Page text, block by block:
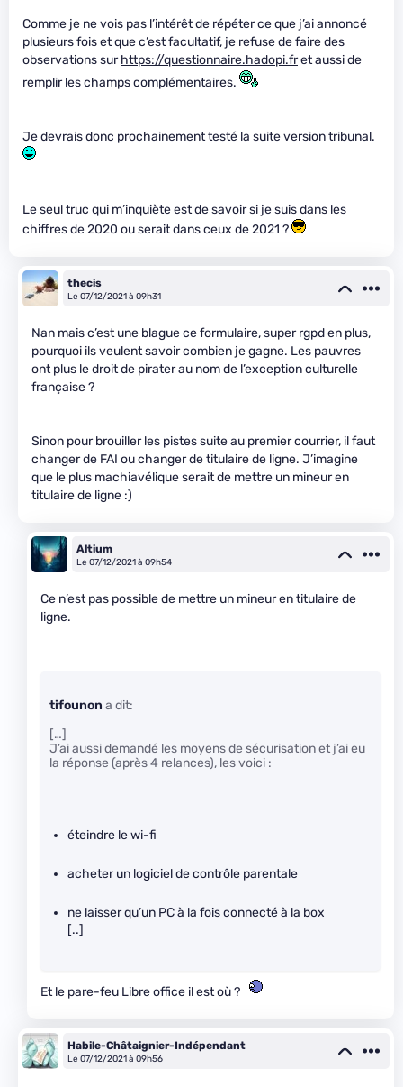
Comme je ne vois pas l’intérêt de répéter ce que j’ai annoncé
plusieurs fois et que c’est facultatif, je refuse de faire des
observations surhttps://questionnaire.hadopi.fret aussi de
remplir les champs complémentaires.
Je devrais donc prochainement testé la suite version tribunal.
Le seul truc qui m’inquiète est de savoir si je suis dans les
chiffres de 2020 ou serait dans ceux de 2021 ?
thecis
Le 07/12/2021 à 09h31
Nan mais c’est une blague ce formulaire, super rgpd en plus,
pourquoi ils veulent savoir combien je gagne. Les pauvres
ont plus le droit de pirater au nom de l’exception culturelle
française ?
Sinon pour brouiller les pistes suite au premier courrier, il faut
changer de FAI ou changer de titulaire de ligne. J’imagine
que le plus machiavélique serait de mettre un mineur en
titulaire de ligne :)
Altium
Le 07/12/2021 à 09h54
Ce n’est pas possible de mettre un mineur en titulaire de
ligne.
tifounon a dit:
[…]
J’ai aussi demandé les moyens de sécurisation et j’ai eu
la réponse (après 4 relances), les voici :
éteindre le wi-fi
acheter un logiciel de contrôle parentale
ne laisser qu’un PC à la fois connecté à la box
[..]
Et le pare-feu Libre office il est où ?
Habile-Châtaignier-Indépendant
Le 07/12/2021 à 09h56